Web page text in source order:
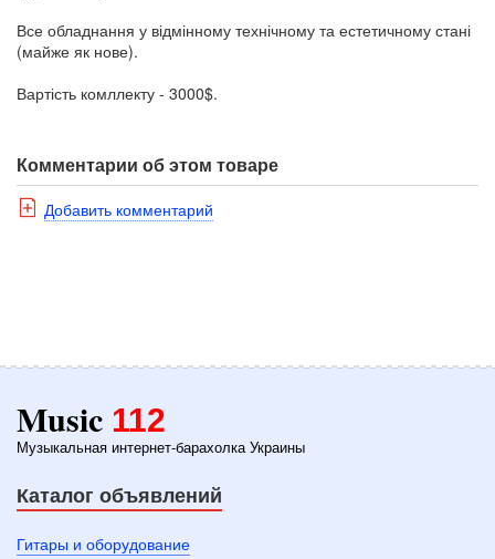
Все обладнання у відмінному технічному та естетичному стані
(майже як нове).
Вартість комллекту - 3000$.
Комментарии об этом товаре
Добавить комментарий
Music 112
Музыкальная интернет-барахолка Украины
Каталог объявлений
Гитары и оборудование